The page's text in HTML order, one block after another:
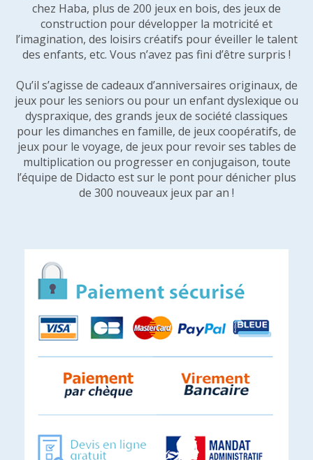
chez Haba, plus de 200 jeux en bois, des jeux de
construction pour développer la motricité et
l’imagination, des loisirs créatifs pour éveiller le talent
des enfants, etc. Vous n’avez pas fini d’être surpris !
Qu’il s’agisse de cadeaux d’anniversaires originaux, de
jeux pour les seniors ou pour un enfant dyslexique ou
dyspraxique, des grands jeux de société classiques
pour les dimanches en famille, de jeux coopératifs, de
jeux pour le voyage, de jeux pour revoir ses tables de
multiplication ou progresser en conjugaison, toute
l’équipe de Didacto est sur le pont pour dénicher plus
de 300 nouveaux jeux par an !